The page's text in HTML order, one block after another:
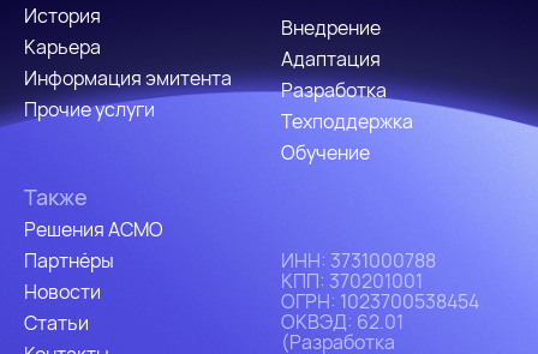
ИHH: 3731000788
КПП: 370201001
ОГРН: 1023700538454
ОКВЭД: 62.01
(Разработка
История
Карьера
Информация эмитента
Прочие услуги
Внедрение
Адаптация
Разработка
Техподдержка
Обучение
Также
Решения АСМО
Партнёры
Новости
Статьи